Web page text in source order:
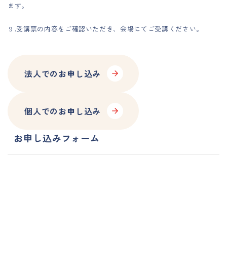
お申し込みフォーム
ます。
９.受講票の内容をご確認いただき、会場にてご受講ください。
法人でのお申し込み
個人でのお申し込み